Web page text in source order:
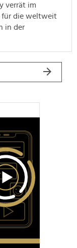
verrät im
für die weltweit
in der